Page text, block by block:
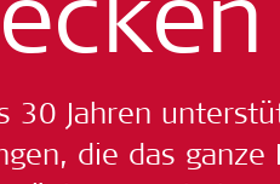
30 Jahren
die das ganze